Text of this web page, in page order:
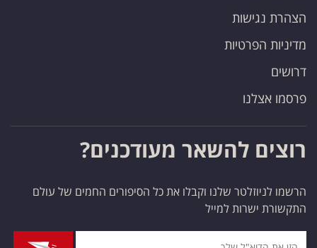
הצהרת נגישות
מדיניות הפרטיות
דרושים
פרסמו אצלנו
רוצים להשאר מעודכנים?
הרשמו לניוזלטר שלנו וקבלו את כל הסיפורים החמים של עולם
התקשורת ישרות למייל